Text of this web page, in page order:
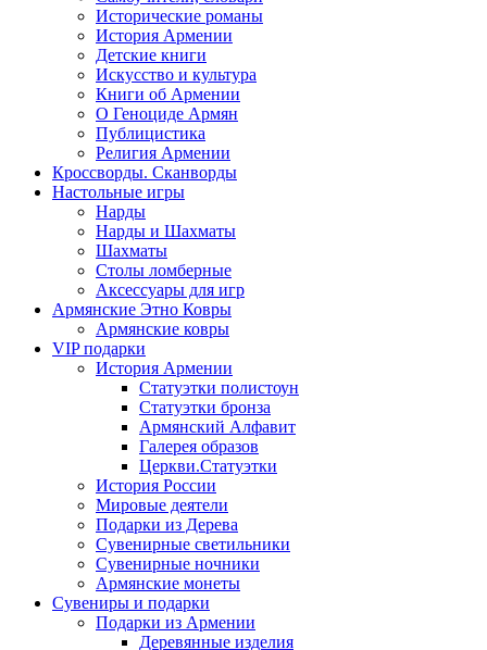
Исторические романы
История Армении
Детские книги
Иcкусство и культура
Книги об Армении
О Геноциде Армян
Публицистика
Религия Армении
Кроссворды. Сканворды
Настольные игры
Нарды
Нарды и Шахматы
Шахматы
Столы ломберные
Аксессуары для игр
Армянские Этно Ковры
Армянские ковры
VIP подарки
История Армении
Статуэтки полистоун
Статуэтки бронза
Армянский Алфавит
Галерея образов
Церкви.Статуэтки
История России
Мировые деятели
Подарки из Дерева
Сувенирные светильники
Сувенирные ночники
Армянские монеты
Сувениры и подарки
Подарки из Армении
Деревянные изделия